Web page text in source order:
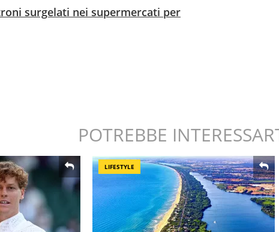
surgelati nei supermercati per
POTREBBE
LIFESTYLE